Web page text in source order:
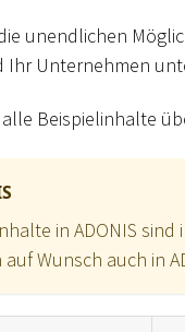
unendlichen
Ihr Unternehmen
Beispielinhalte
in ADONIS
Wunsch auch in